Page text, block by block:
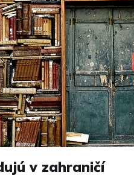
v zahraničí